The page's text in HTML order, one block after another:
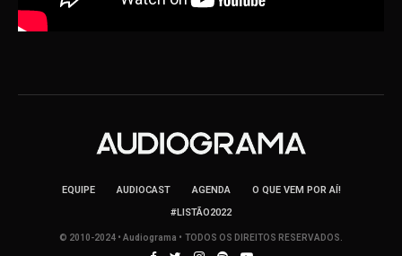
EQUIPE AUDIOCAST AGENDA
O QUE VEM POR AÍ!
#LISTÃO2022
© 2010-2024 • Audiograma • TODOS OS DIREITOS RESERVADOS.